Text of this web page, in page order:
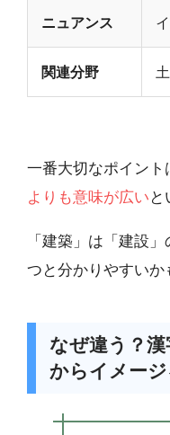
ニュアンス
関連分野
一番大切なポイント
よりも意味が広い と
「建築」は「建設
つと分かりやすいか
なぜ違う？漢
からイメー